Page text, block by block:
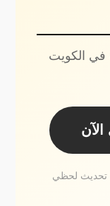
في الكويت